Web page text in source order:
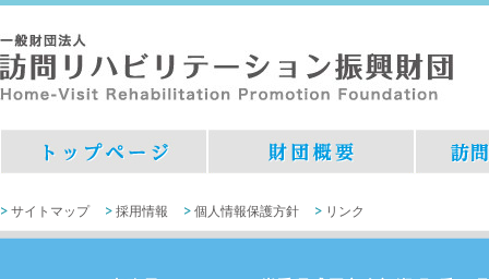
サイトマップ 採用情報 個人情報保護方針 リンク